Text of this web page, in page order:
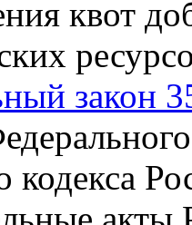
квот
закон
кодекса